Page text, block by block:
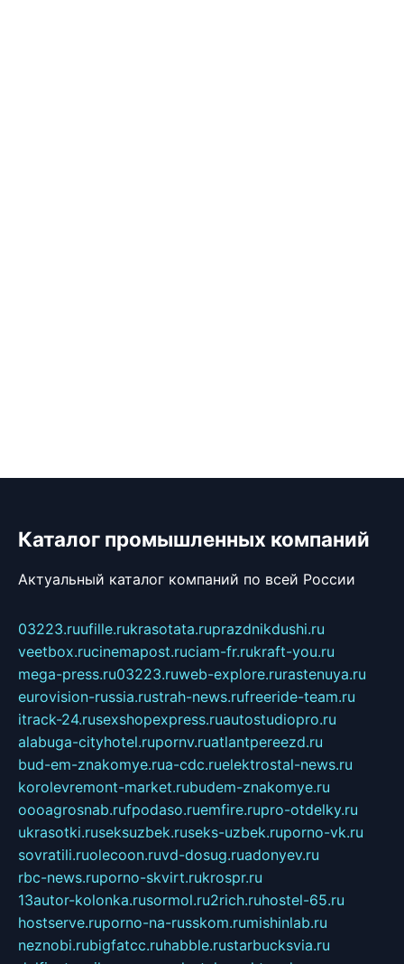
Каталог промышленных компаний
Актуальный каталог компаний по всей России
03223.ruufille.rukrasotata.ruprazdnikdushi.ru
veetbox.rucinemapost.ruciam-fr.rukraft-you.ru
mega-press.ru03223.ruweb-explore.rurastenuya.ru
eurovision-russia.rustrah-news.rufreeride-team.ru
itrack-24.rusexshopexpress.ruautostudiopro.ru
alabuga-cityhotel.rupornv.ruatlantpereezd.ru
bud-em-znakomye.rua-cdc.ruelektrostal-news.ru
korolevremont-market.rubudem-znakomye.ru
oooagrosnab.rufpodaso.ruemfire.rupro-otdelky.ru
ukrasotki.ruseksuzbek.ruseks-uzbek.ruporno-vk.ru
sovratili.ruolecoon.ruvd-dosug.ruadonyev.ru
rbc-news.ruporno-skvirt.rukrospr.ru
13autor-kolonka.rusormol.ru2rich.ruhostel-65.ru
hostserve.ruporno-na-russkom.rumishinlab.ru
neznobi.rubigfatcc.ruhabble.rustarbucksvia.ru